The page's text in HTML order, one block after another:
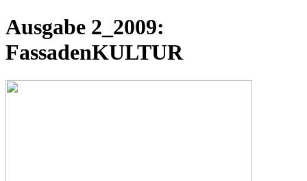
Ausgabe 2_2009:
FassadenKULTUR